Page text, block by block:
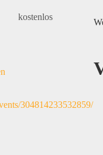
kostenlos
304814233532859/